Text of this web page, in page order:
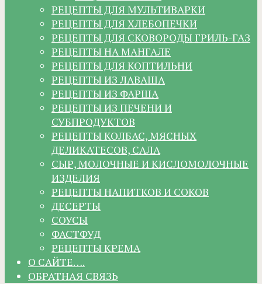
РЕЦЕПТЫ ДЛЯ МУЛЬТИВАРКИ
РЕЦЕПТЫ ДЛЯ ХЛЕБОПЕЧКИ
РЕЦЕПТЫ ДЛЯ СКОВОРОДЫ ГРИЛЬ-ГАЗ
РЕЦЕПТЫ НА МАНГАЛЕ
РЕЦЕПТЫ ДЛЯ КОПТИЛЬНИ
РЕЦЕПТЫ ИЗ ЛАВАША
РЕЦЕПТЫ ИЗ ФАРША
РЕЦЕПТЫ ИЗ ПЕЧЕНИ И
СУБПРОДУКТОВ
РЕЦЕПТЫ КОЛБАС, МЯСНЫХ
ДЕЛИКАТЕСОВ, САЛА
СЫР, МОЛОЧНЫЕ И КИСЛОМОЛОЧНЫЕ
ИЗДЕЛИЯ
РЕЦЕПТЫ НАПИТКОВ И СОКОВ
ДЕСЕРТЫ
СОУСЫ
ФАСТФУД
РЕЦЕПТЫ КРЕМА
О САЙТЕ….
ОБРАТНАЯ СВЯЗЬ